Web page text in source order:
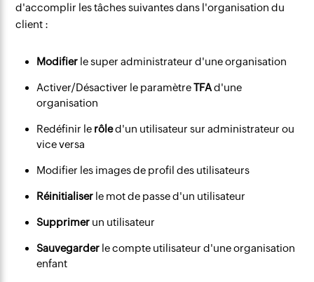
d'accomplir les tâches suivantes dans l'organisation du
client :
Modifier le super administrateur d'une organisation
Activer/Désactiver le paramètreTFAd'une
organisation
Redéfinir le rôled'un utilisateur sur administrateur ou
vice versa
Modifier les images de profil des utilisateurs
Réinitialiser le mot de passe d'un utilisateur
Supprimer un utilisateur
Sauvegarder le compte utilisateur d'une organisation
enfant